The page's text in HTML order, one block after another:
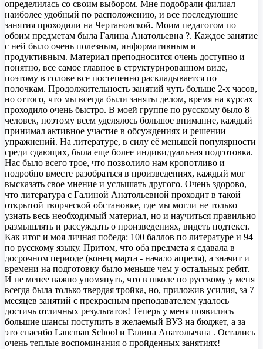
определилась со своим выбором. Мне подобрали филиал
наиболее удобный по расположению, и все последующие
занятия проходили на Чертановской. Моим педагогом по
обоим предметам была Галина Анатольевна ?. Каждое занятие
с ней было очень полезным, информативным и
продуктивным. Материал преподносится очень доступно и
понятно, все самое главное в структурированном виде,
поэтому в голове все постепенно раскладывается по
полочкам. Продолжительность занятий чуть больше 2-х часов,
но оттого, что мы всегда были заняты делом, время на курсах
проходило очень быстро. В моей группе по русскому было 8
человек, поэтому всем уделялось большое внимание, каждый
принимал активное участие в обсуждениях и решении
упражнений. На литературе, в силу её меньшей популярности
среди сдающих, была еще более индивидуальная подготовка.
Нас было всего трое, что позволило нам кропотливо и
подробно вместе разобраться в произведениях, каждый мог
высказать свое мнение и услышать другого. Очень здорово,
что литература с Галиной Анатольевной проходит в такой
открытой творческой обстановке, где мы могли не только
узнать весь необходимый материал, но и научиться правильно
размышлять и рассуждать о произведениях, видеть подтекст.
Как итог и моя личная победа: 100 баллов по литературе и 94
по русскому языку. Притом, что оба предмета я сдавала в
досрочном периоде (конец марта - начало апреля), а значит и
времени на подготовку было меньше чем у остальных ребят.
И не менее важно упомянуть, что в школе по русскому у меня
всегда была только твердая тройка, но, приложив усилия, за 7
месяцев занятий с прекрасным преподавателем удалось
достичь отличных результатов! Теперь у меня появились
большие шансы поступить в желаемый ВУЗ на бюджет, а за
это спасибо Lancman School и Галина Анатольевна . Остались
очень теплые воспоминания о пройденных занятиях!